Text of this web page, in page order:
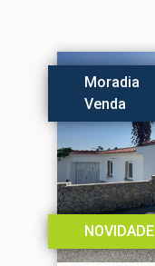
Moradia
Venda
NOVIDADE